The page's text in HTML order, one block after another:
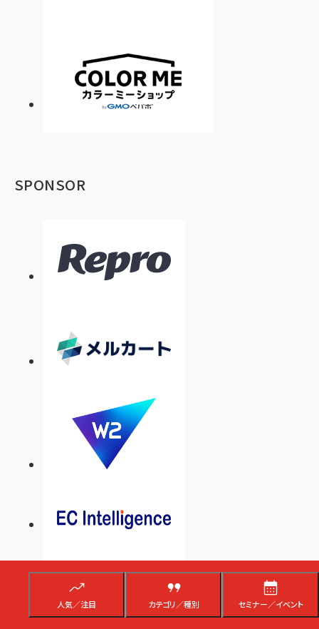
人気／注目 カテゴリ／種別 セミナー／イベント
SPONSOR
読者のみなさまに上質の情報をお届けできるのは、ネットショップ担当